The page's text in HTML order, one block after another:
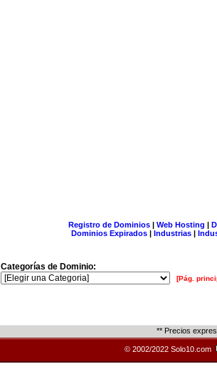
Registro de Dominios| Web Hosting |
Dominios Expirados | Industrias |
Categorías de Dominio:
[Pág.
** Precios
© 2002/2022 Solo10.com